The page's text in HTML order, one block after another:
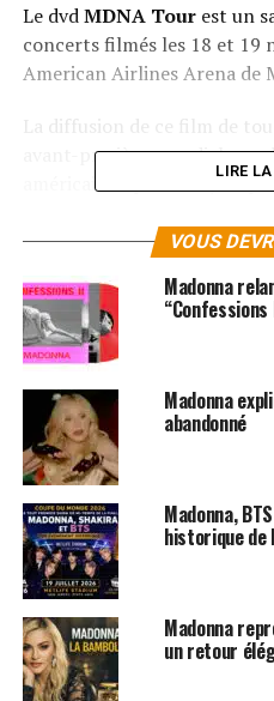
Le dvdMDNA Tourest un
concerts filmés les 18 et 19
American Airlines Arena de
La diffusion de ce film de
avant-prmière mondiale sur
américaine Epix le 22 juin
Rappelons que Madonna a
plusieurs trophées au
de la meilleure tournée pour
SUJETS ASSOCIÉS:
LIRE
VOUS
Madonna
“Confessions
Madonna
abandonné
Madonna,
historique de
Madonna
un retour